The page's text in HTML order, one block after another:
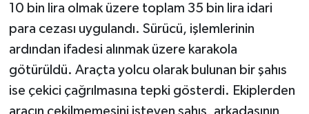
10 bin lira olmak üzere toplam 35 bin lira idari
para cezası uygulandı. Sürücü, işlemlerinin
ardından ifadesi alınmak üzere karakola
götürüldü. Araçta yolcu olarak bulunan bir şahıs
ise çekici çağrılmasına tepki gösterdi. Ekiplerden
aracın çekilmemesini isteyen şahıs, arkadaşının